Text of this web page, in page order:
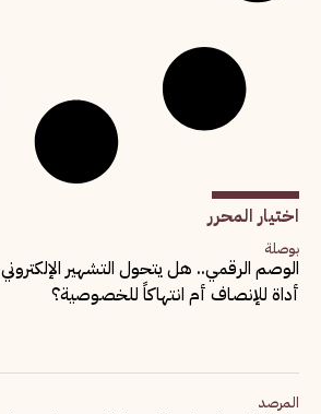
اختيار المحرر
بوصلة
الوصم الرقمي.. هل يتحول التشهير الإلكتروني
أداة للإنصاف أم انتهاكاً للخصوصية؟
المرصد